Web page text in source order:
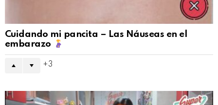
Cuidando mi pancita – Las Náuseas en el
embarazo
3